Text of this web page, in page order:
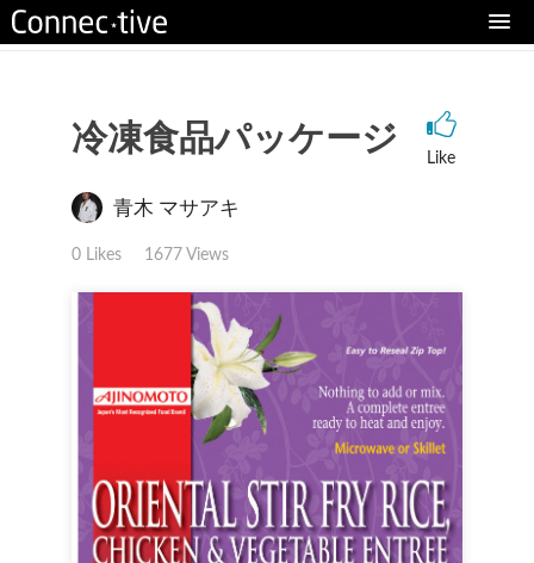
冷凍食品パッケージ
Like
青木 マサアキ
0 Likes 1677 Views